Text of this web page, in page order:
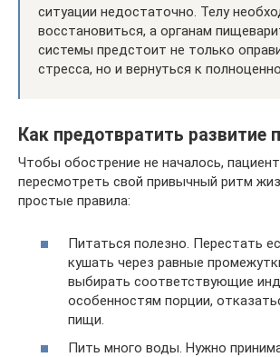
ситуации недостаточно. Телу
восстановиться, а органам
системы предстоит не только
стресса, но и вернуться к
Как предотвратить развитие
Чтобы обострение не началось,
пересмотреть свой привычный ритм
простые правила:
Питаться полезно. Перестать
кушать через равные
выбирать соответствующие
особенностям порции,
пищи.
Пить много воды. Нужно